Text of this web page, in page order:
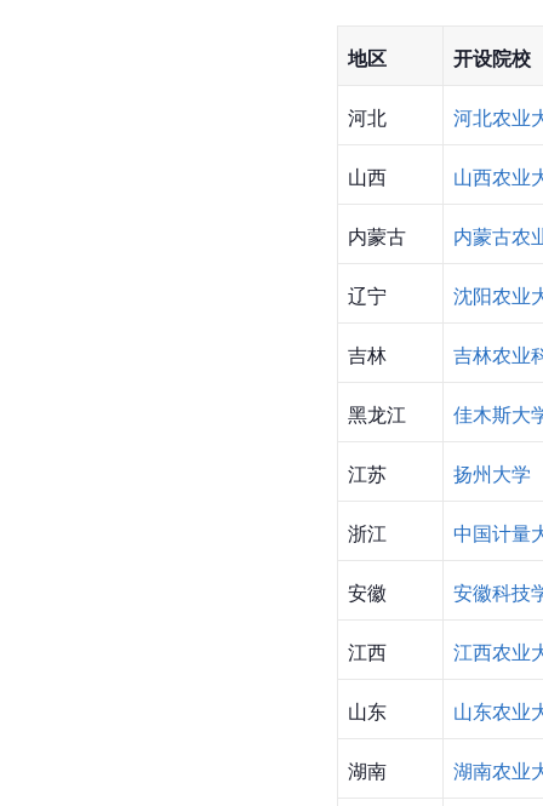
地区 开设院校
河北 河北农业
山西 山西农业
内蒙古 内蒙古农
辽宁 沈阳农业
吉林 吉林农业
黑龙江 佳木斯大
江苏 扬州大学
浙江 中国计量
安徽 安徽科技
江西 江西农业
山东 山东农业
湖南 湖南农业